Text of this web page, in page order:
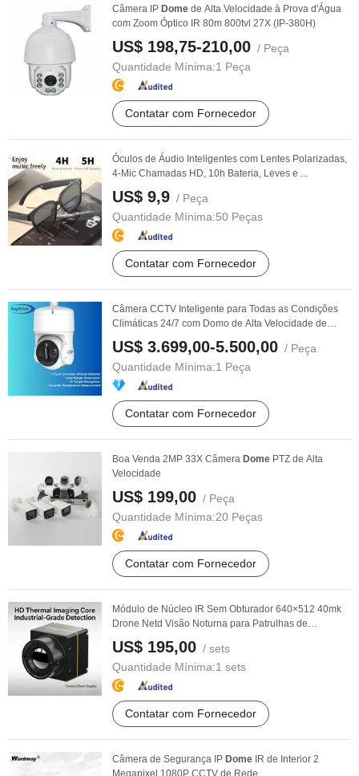
Câmera IP Dome de Alta Velocidade à Prova d'Água
com Zoom Óptico IR 80m 800tvl 27X (IP-380H)
US$ 198,75-210,00 / Peça
Quantidade Mínima:1 Peça
Contatar com Fornecedor
Óculos de Áudio Inteligentes com Lentes Polarizadas,
4-Mic Chamadas HD, 10h Bateria, Leves e ...
US$ 9,9 / Peça
Quantidade Mínima:50 Peças
Contatar com Fornecedor
Câmera CCTV Inteligente para Todas as Condições
Climáticas 24/7 com Domo de Alta Velocidade de
Duplo ...
US$ 3.699,00-5.500,00 / Peça
Quantidade Mínima:1 Peça
Contatar com Fornecedor
Boa Venda 2MP 33X Câmera Dome PTZ de Alta
Velocidade
US$ 199,00 / Peça
Quantidade Mínima:20 Peças
Contatar com Fornecedor
Módulo de Núcleo IR Sem Obturador 640×512 40mk
Drone Netd Visão Noturna para Patrulhas de
Segurança ...
US$ 195,00 / sets
Quantidade Mínima:1 sets
Contatar com Fornecedor
Câmera de Segurança IP Dome IR de Interior 2
Megapixel 1080P CCTV de Rede